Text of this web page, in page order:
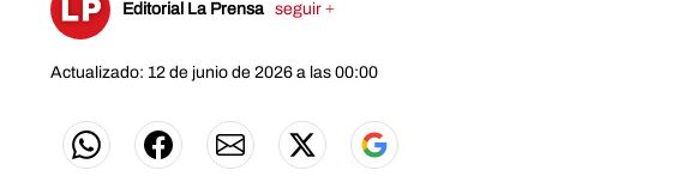
Editorial La Prensa seguir +
Actualizado: 12 de junio de 2026 a las 00:00